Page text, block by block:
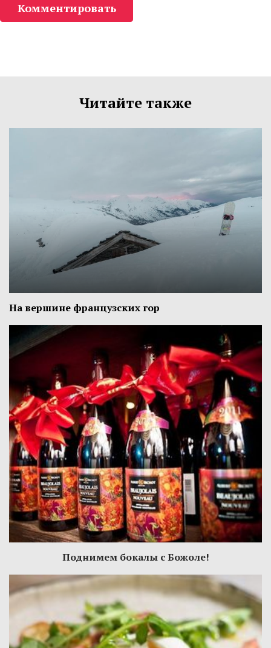
Комментировать
Читайте также
На вершине французских гор
Поднимем бокалы с Божоле!